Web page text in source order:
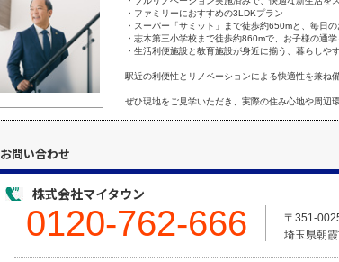
・ファミリーにおすすめの3LDKプラン
・スーパー「サミット」まで徒歩約650mと、毎日
・志木第三小学校まで徒歩約860mで、お子様の通
・生活利便施設と教育施設が身近に揃う、暮らしや
駅近の利便性とリノベーションによる快適性を兼ね
ぜひ現地をご見学いただき、実際の住み心地や周辺
お問い合わせ
株式会社マイタウン
0120-762-666
〒351-
埼玉県朝